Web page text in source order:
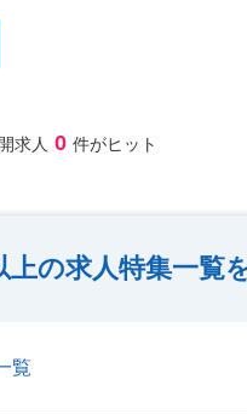
求人 0 件がヒット
上の求人特集一覧
覧